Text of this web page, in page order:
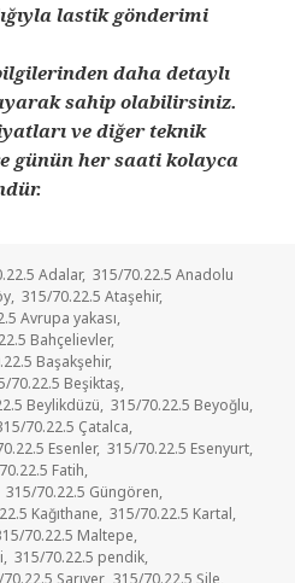
lastik gönderimi
daha detaylı
sahip olabilirsiniz.
ve diğer teknik
günün her saati kolayca
Adalar, 315/70.22.5 Anadolu
, 315/70.22.5 Ataşehir,
Avrupa yakası,
Bahçelievler,
Başakşehir,
70.22.5 Beşiktaş,
Beylikdüzü, 315/70.22.5 Beyoğlu,
70.22.5 Çatalca,
Esenler, 315/70.22.5 Esenyurt,
Fatih,
315/70.22.5 Güngören,
Kağıthane, 315/70.22.5 Kartal,
70.22.5 Maltepe,
, 315/70.22.5 pendik,